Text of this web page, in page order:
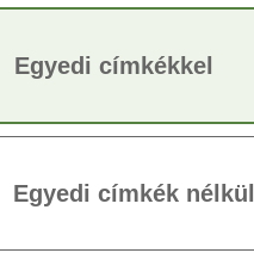
Egyedi címkékkel
Egyedi címkék nélkül